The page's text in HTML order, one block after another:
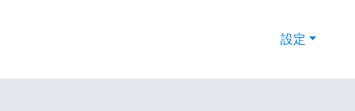
設定